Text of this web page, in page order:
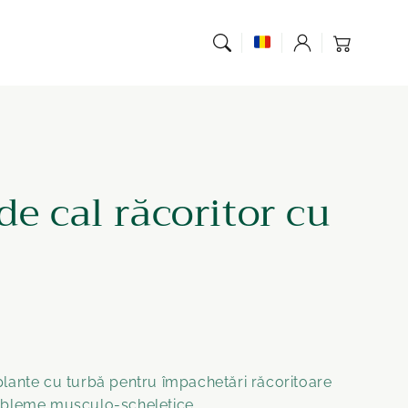
Înregistrare
cumpărături
cal răcoritor cu
cu turbă pentru împachetări răcoritoare